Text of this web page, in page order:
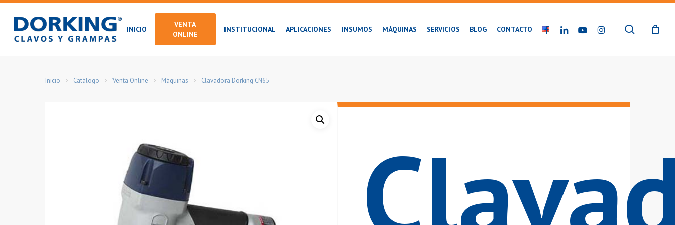
main
INICIO
VENTA
ONLINE
INSTITUCIONAL APLICACIONES INSUMOS MÁQUINAS SERVICIOS BLOG CONTACTO FACEBOOKLINKEDINYOUTUBEINSTAGRAM buscar
Inicio Catálogo Venta Online Máquinas Clavadora Dorking CN65